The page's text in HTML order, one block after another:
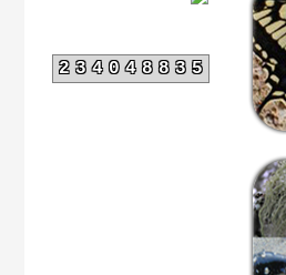
234048835